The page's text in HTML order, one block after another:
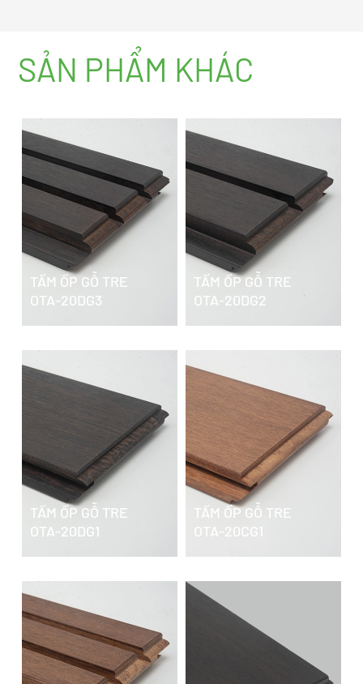
SẢN PHẨM KHÁC
TẤM ỐP GỖ TRE
OTA-20DG3
TẤM ỐP GỖ TRE
OTA-20DG2
TẤM ỐP GỖ TRE
OTA-20DG1
TẤM ỐP GỖ TRE
OTA-20CG1